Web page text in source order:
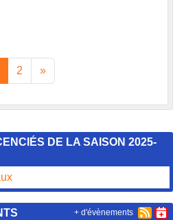
2 »
DE LA SAISON 2025-
+ d'évènements